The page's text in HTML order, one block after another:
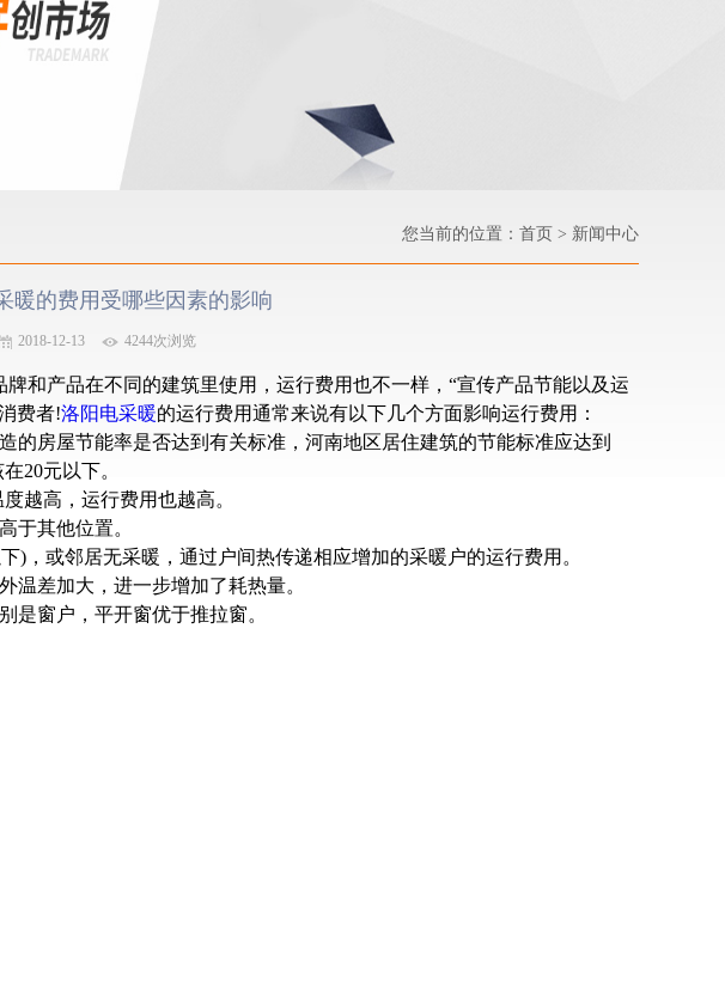
您当前的位置： 首页 > 新闻中心
暖的费用受哪些因素的影响
2018-12-13 4244次浏览
和产品在不同的建筑里使用，运行费用也不一样，“宣传产品节能以及运
费者!洛阳电采暖的运行费用通常来说有以下几个方面影响运行费用：
的房屋节能率是否达到有关标准，河南地区居住建筑的节能标准应达到
20元以下。
越高，运行费用也越高。
于其他位置。
)，或邻居无采暖，通过户间热传递相应增加的采暖户的运行费用。
温差加大，进一步增加了耗热量。
是窗户，平开窗优于推拉窗。